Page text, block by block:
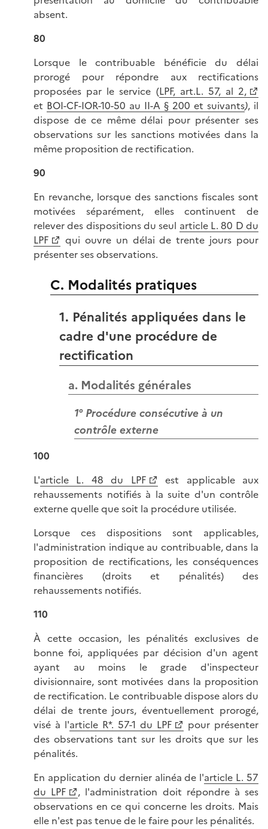
absent.
80
Lorsque le contribuable bénéficie du délai
prorogé pour répondre aux rectifications
proposées par le service (LPF, art.L. 57, al 2,
et BOI-CF-IOR-10-50 au II-A § 200 et suivants), il
dispose de ce même délai pour présenter ses
observations sur les sanctions motivées dans la
même proposition de rectification.
90
En revanche, lorsque des sanctions fiscales sont
motivées séparément, elles continuent de
relever des dispositions du seul article L. 80 D du
LPF
qui ouvre un délai de trente jours pour
présenter ses observations.
C. Modalités pratiques
1. Pénalités appliquées dans le
cadre d'une procédure de
rectification
a. Modalités générales
1° Procédure consécutive à un
contrôle externe
100
L'article L. 48 du LPF
est applicable aux
rehaussements notifiés à la suite d'un contrôle
externe quelle que soit la procédure utilisée.
Lorsque ces dispositions sont applicables,
l'administration indique au contribuable, dans la
proposition de rectifications, les conséquences
financières (droits et pénalités) des
rehaussements notifiés.
110
À cette occasion, les pénalités exclusives de
bonne foi, appliquées par décision d'un agent
ayant au moins le grade d'inspecteur
divisionnaire, sont motivées dans la proposition
de rectification. Le contribuable dispose alors du
délai de trente jours, éventuellement prorogé,
visé à l'article R*. 57-1 du LPF
pour présenter
des observations tant sur les droits que sur les
pénalités.
En application du dernier alinéa de l'article L. 57
du LPF
, l'administration doit répondre à ses
observations en ce qui concerne les droits. Mais
elle n'est pas tenue de le faire pour les pénalités.